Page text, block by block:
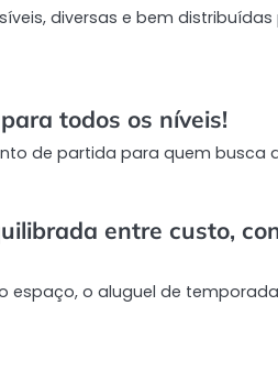
diversas e bem
todos os níveis!
de partida para quem busca
entre custo,
o aluguel de